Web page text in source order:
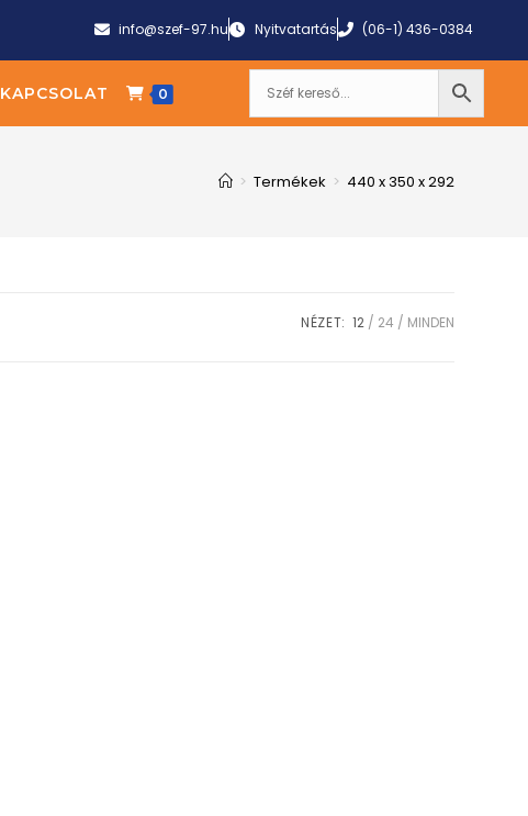
info@szef-97.hu Nyitvatartás (06-1) 436-0384
KAPCSOLAT 0
> Termékek > 440 x 350 x 292
NÉZET: 12 24 MINDEN